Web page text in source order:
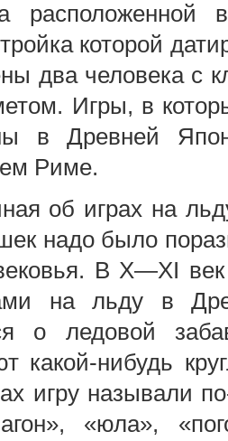
расположенной
которой
два человека с
Игры, в
в Древней
Риме.
об играх на
надо было
В X—XI
на льду в
о ледовой
какой-нибудь
игру называли
«юла»,